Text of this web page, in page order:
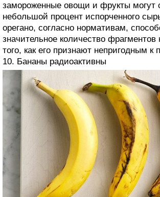
замороженные овощи и фрукты могут
небольшой процент испорченного
орегано, согласно нормативам,
значительное количество
того, как его признают непригодным к
10. Бананы радиоактивны